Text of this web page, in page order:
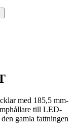
med 185,5 mm-
till LED-
gamla fattningen